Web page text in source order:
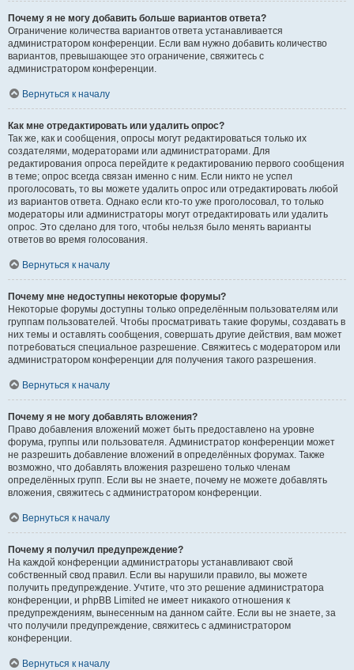
Почему я не могу добавить больше вариантов ответа?
Ограничение количества вариантов ответа устанавливается
администратором конференции. Если вам нужно добавить количество
вариантов, превышающее это ограничение, свяжитесь с
администратором конференции.
Вернуться к началу
Как мне отредактировать или удалить опрос?
Так же, как и сообщения, опросы могут редактироваться только их
создателями, модераторами или администраторами. Для
редактирования опроса перейдите к редактированию первого сообщения
в теме; опрос всегда связан именно с ним. Если никто не успел
проголосовать, то вы можете удалить опрос или отредактировать любой
из вариантов ответа. Однако если кто-то уже проголосовал, то только
модераторы или администраторы могут отредактировать или удалить
опрос. Это сделано для того, чтобы нельзя было менять варианты
ответов во время голосования.
Вернуться к началу
Почему мне недоступны некоторые форумы?
Некоторые форумы доступны только определённым пользователям или
группам пользователей. Чтобы просматривать такие форумы, создавать в
них темы и оставлять сообщения, совершать другие действия, вам может
потребоваться специальное разрешение. Свяжитесь с модератором или
администратором конференции для получения такого разрешения.
Вернуться к началу
Почему я не могу добавлять вложения?
Право добавления вложений может быть предоставлено на уровне
форума, группы или пользователя. Администратор конференции может
не разрешить добавление вложений в определённых форумах. Также
возможно, что добавлять вложения разрешено только членам
определённых групп. Если вы не знаете, почему не можете добавлять
вложения, свяжитесь с администратором конференции.
Вернуться к началу
Почему я получил предупреждение?
На каждой конференции администраторы устанавливают свой
собственный свод правил. Если вы нарушили правило, вы можете
получить предупреждение. Учтите, что это решение администратора
конференции, и phpBB Limited не имеет никакого отношения к
предупреждениям, вынесенным на данном сайте. Если вы не знаете, за
что получили предупреждение, свяжитесь с администратором
конференции.
Вернуться к началу